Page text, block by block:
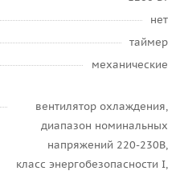
нет
таймер
механические
вентилятор охлаждения,
диапазон номинальных
напряжений 220-230В,
класс энергобезопасности I,